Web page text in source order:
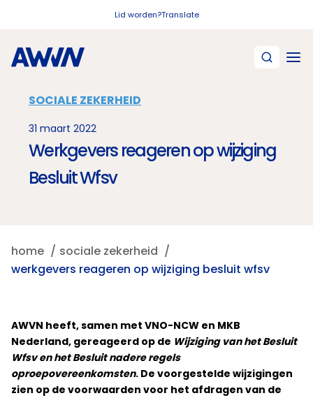
Lid worden?Translate
SOCIALE ZEKERHEID
31 maart 2022
Werkgevers reageren op wijziging
Besluit Wfsv
home
sociale zekerheid
werkgevers reageren op wijziging besluit wfsv
AWVN heeft, samen met VNO-NCW en MKB
Nederland, gereageerd op de Wijziging van het Besluit
Wfsv en het Besluit nadere regels
oproepovereenkomsten. De voorgestelde wijzigingen
zien op de voorwaarden voor het afdragen van de